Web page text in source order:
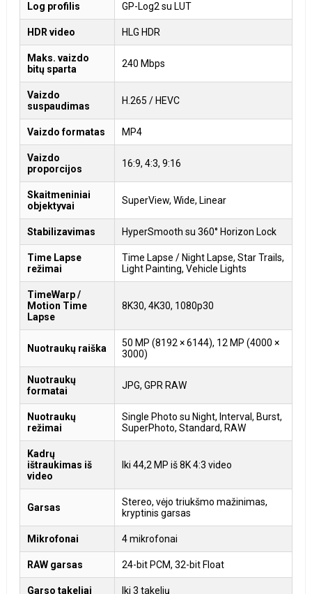
Log profilis GP-Log2 su LUT
HDR video HLG HDR
Maks. vaizdo
bitų sparta
240 Mbps
Vaizdo
suspaudimas
H.265 / HEVC
Vaizdo formatas MP4
Vaizdo
proporcijos
16:9, 4:3, 9:16
Skaitmeniniai
objektyvai
SuperView, Wide, Linear
Stabilizavimas HyperSmooth su 360° Horizon Lock
Time Lapse
režimai
Time Lapse / Night Lapse, Star Trails,
Light Painting, Vehicle Lights
TimeWarp /
Motion Time
Lapse
8K30, 4K30, 1080p30
Nuotraukų raiška
50 MP (8192 × 6144), 12 MP (4000 ×
3000)
Nuotraukų
formatai
JPG, GPR RAW
Nuotraukų
režimai
Single Photo su Night, Interval, Burst,
SuperPhoto, Standard, RAW
Kadrų
ištraukimas iš
video
Iki 44,2 MP iš 8K 4:3 video
Garsas
Stereo, vėjo triukšmo mažinimas,
kryptinis garsas
Mikrofonai 4 mikrofonai
RAW garsas 24-bit PCM, 32-bit Float
Garso takeliai Iki 3 takelių